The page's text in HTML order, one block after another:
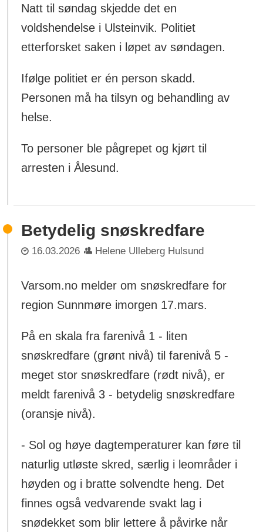
Natt til søndag skjedde det en
voldshendelse i Ulsteinvik. Politiet
etterforsket saken i løpet av søndagen.
Ifølge politiet er én person skadd.
Personen må ha tilsyn og behandling av
helse.
To personer ble pågrepet og kjørt til
arresten i Ålesund.
Betydelig snøskredfare
16.03.2026 Helene Ulleberg Hulsund
Varsom.no melder om snøskredfare for
region Sunnmøre imorgen 17.mars.
På en skala fra farenivå 1 - liten
snøskredfare (grønt nivå) til farenivå 5 -
meget stor snøskredfare (rødt nivå), er
meldt farenivå 3 - betydelig snøskredfare
(oransje nivå).
- Sol og høye dagtemperaturer kan føre til
naturlig utløste skred, særlig i leområder i
høyden og i bratte solvendte heng. Det
finnes også vedvarende svakt lag i
snødekket som blir lettere å påvirke når